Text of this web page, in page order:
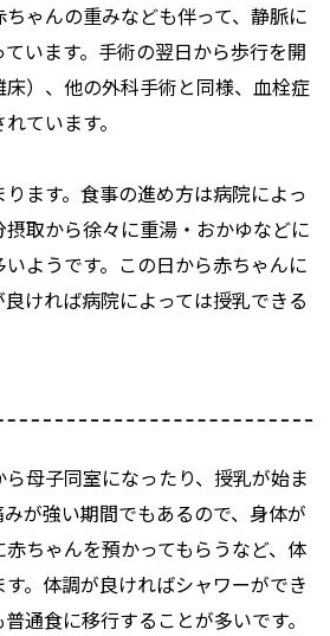
ゃんの重みなども伴って、静脈に
います。手術の翌日から歩行を開
）、他の外科手術と同様、血栓症
ています。
ます。食事の進め方は病院によっ
取から徐々に重湯・おかゆなどに
ようです。この日から赤ちゃんに
ければ病院によっては授乳できる
母子同室になったり、授乳が始ま
が強い期間でもあるので、身体が
ちゃんを預かってもらうなど、体
。体調が良ければシャワーができ
通食に移行することが多いです。